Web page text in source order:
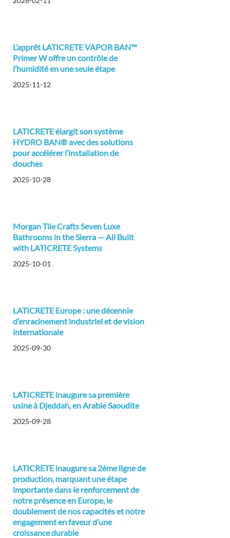
L’apprêt LATICRETE VAPOR BAN™
Primer W offre un contrôle de
l’humidité en une seule étape
2025-11-12
LATICRETE élargit son système
HYDRO BAN® avec des solutions
pour accélérer l’installation de
douches
2025-10-28
Morgan Tile Crafts Seven Luxe
Bathrooms in the Sierra — All Built
with LATICRETE Systems
2025-10-01
LATICRETE Europe : une décennie
d’enracinement industriel et de vision
internationale
2025-09-30
LATICRETE inaugure sa première
usine à Djeddah, en Arabie Saoudite
2025-09-28
LATICRETE inaugure sa 2ème ligne de
production, marquant une étape
importante dans le renforcement de
notre présence en Europe, le
doublement de nos capacités et notre
engagement en faveur d’une
croissance durable